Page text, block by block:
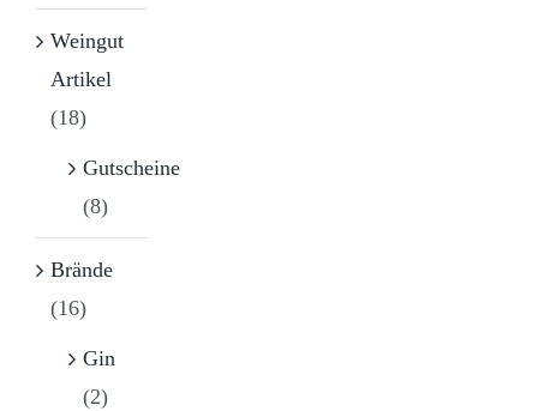
Weingut
Artikel
(18)
Gutscheine
(8)
Brände
(16)
Gin
(2)